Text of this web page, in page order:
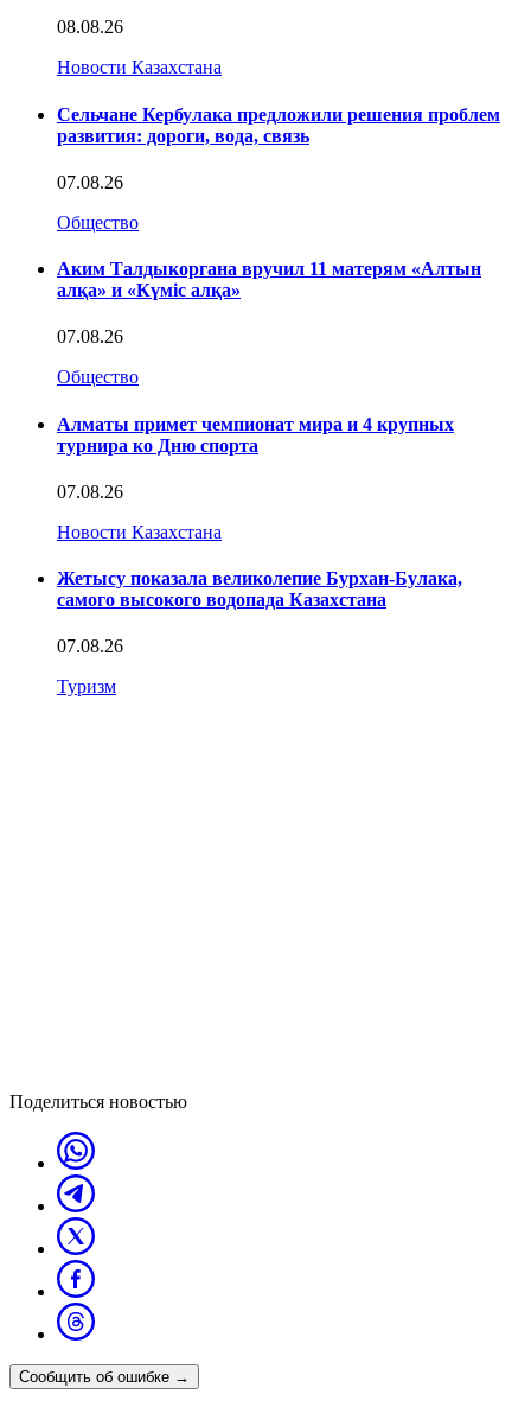
08.08.26
Новости Казахстана
Сельчане Кербулака предложили решения проблем
развития: дороги, вода, связь
07.08.26
Общество
Аким Талдыкоргана вручил 11 матерям «Алтын
алқа» и «Күміс алқа»
07.08.26
Общество
Алматы примет чемпионат мира и 4 крупных
турнира ко Дню спорта
07.08.26
Новости Казахстана
Жетысу показала великолепие Бурхан-Булака,
самого высокого водопада Казахстана
07.08.26
Туризм
Поделиться новостью
Сообщить об ошибке →